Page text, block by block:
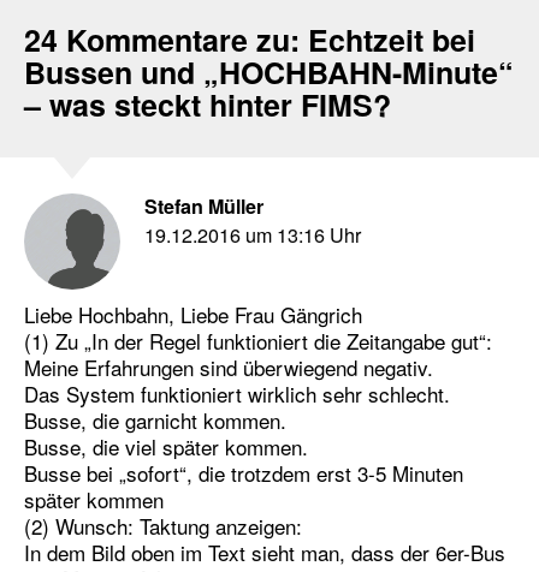
24 Kommentare zu: Echtzeit bei
Bussen und „HOCHBAHN-Minute“
– was steckt hinter FIMS?
Stefan Müller
19.12.2016 um 13:16 Uhr
Liebe Hochbahn, Liebe Frau Gängrich
(1) Zu „In der Regel funktioniert die Zeitangabe gut“:
Meine Erfahrungen sind überwiegend negativ.
Das System funktioniert wirklich sehr schlecht.
Busse, die garnicht kommen.
Busse, die viel später kommen.
Busse bei „sofort“, die trotzdem erst 3-5 Minuten
später kommen
(2) Wunsch: Taktung anzeigen:
In dem Bild oben im Text sieht man, dass der 6er-Bus